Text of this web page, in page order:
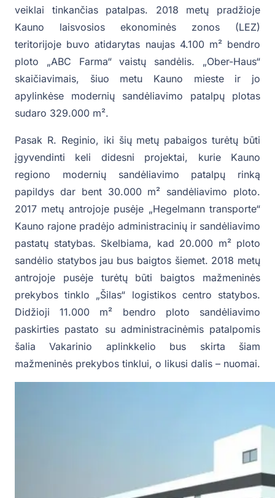
veiklai tinkančias patalpas. 2018 metų pradžioje
Kauno laisvosios ekonominės zonos (LEZ)
teritorijoje buvo atidarytas naujas 4.100 m² bendro
ploto „ABC Farma“ vaistų sandėlis. „Ober-Haus“
skaičiavimais, šiuo metu Kauno mieste ir jo
apylinkėse modernių sandėliavimo patalpų plotas
sudaro 329.000 m².
Pasak R. Reginio, iki šių metų pabaigos turėtų būti
įgyvendinti keli didesni projektai, kurie Kauno
regiono modernių sandėliavimo patalpų rinką
papildys dar bent 30.000 m² sandėliavimo ploto.
2017 metų antrojoje pusėje „Hegelmann transporte“
Kauno rajone pradėjo administracinių ir sandėliavimo
pastatų statybas. Skelbiama, kad 20.000 m² ploto
sandėlio statybos jau bus baigtos šiemet. 2018 metų
antrojoje pusėje turėtų būti baigtos mažmeninės
prekybos tinklo „Šilas“ logistikos centro statybos.
Didžioji 11.000 m² bendro ploto sandėliavimo
paskirties pastato su administracinėmis patalpomis
šalia Vakarinio aplinkkelio bus skirta šiam
mažmeninės prekybos tinklui, o likusi dalis – nuomai.